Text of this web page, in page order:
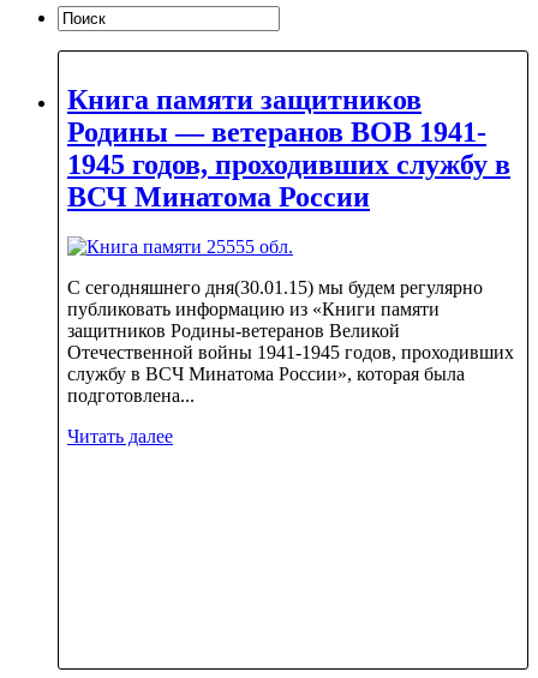
Книга памяти защитников
Родины — ветеранов ВОВ 1941-
1945 годов, проходивших службу в
ВСЧ Минатома России
С сегодняшнего дня(30.01.15) мы будем регулярно
публиковать информацию из «Книги памяти
защитников Родины-ветеранов Великой
Отечественной войны 1941-1945 годов, проходивших
службу в ВСЧ Минатома России», которая была
подготовлена...
Читать далее